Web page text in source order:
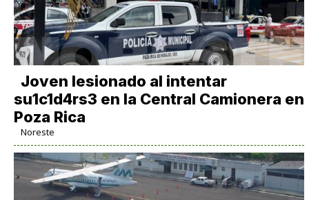
Joven lesionado al intentar
su1c1d4rs3 en la Central Camionera en
Poza Rica
Noreste